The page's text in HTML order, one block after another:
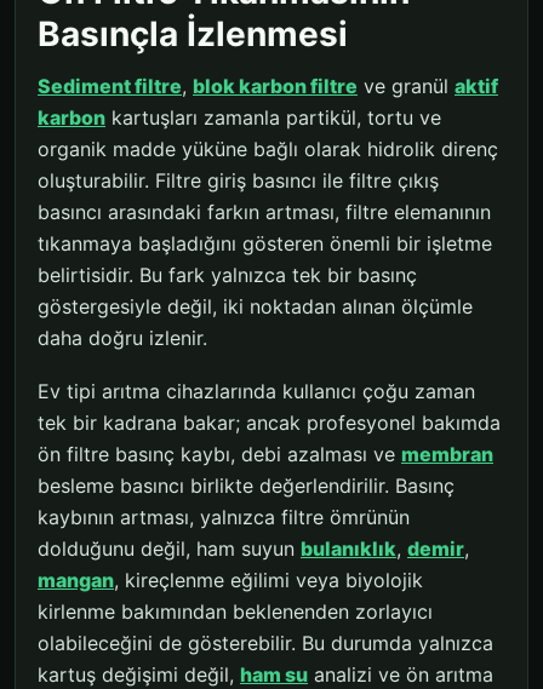
Basınçla İzlenmesi
Sediment filtre, blok karbon filtre ve granül aktif
karbon kartuşları zamanla partikül, tortu ve
organik madde yüküne bağlı olarak hidrolik direnç
oluşturabilir. Filtre giriş basıncı ile filtre çıkış
basıncı arasındaki farkın artması, filtre elemanının
tıkanmaya başladığını gösteren önemli bir işletme
belirtisidir. Bu fark yalnızca tek bir basınç
göstergesiyle değil, iki noktadan alınan ölçümle
daha doğru izlenir.
Ev tipi arıtma cihazlarında kullanıcı çoğu zaman
tek bir kadrana bakar; ancak profesyonel bakımda
ön filtre basınç kaybı, debi azalması ve membran
besleme basıncı birlikte değerlendirilir. Basınç
kaybının artması, yalnızca filtre ömrünün
dolduğunu değil, ham suyun bulanıklık, demir,
mangan, kireçlenme eğilimi veya biyolojik
kirlenme bakımından beklenenden zorlayıcı
olabileceğini de gösterebilir. Bu durumda yalnızca
kartuş değişimi değil, ham su analizi ve ön arıtma